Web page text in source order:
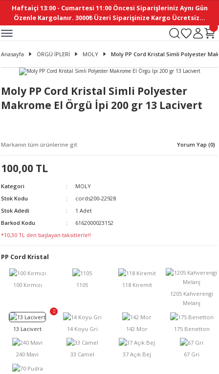
Haftaiçi 13:00 - Cumartesi 11:00 Öncesi Siparişleriniz Aynı Gün
Özenle Kargolanır. 3000₺ Üzeri Siparişinize Kargo Ücretsiz...
Geri Dön
Geri Dön
Geri Dön
Geri Dön
Geri Dön
Geri Dön
Geri Dön
Geri Dön
Geri Dön
Geri Dön
Geri Dön
Geri Dön
Geri Dön
Geri Dön
Geri Dön
AKSESUAR
Geri Dön
DERGİ
Geri Dön
Geri Dön
Geri Dön
Geri Dön
Geri Dön
Anasayfa ÖRGÜ İPLERİ MOLY Moly PP Cord Kristal Simli Polyester
Moly PP Cord Kristal Simli Polyester
Makrome El Örgü İpi 200 gr 13 Lacivert
Markanın tüm ürünlerine git Yorum Yap (0)
100,00 TL
Kategori
MOLY
Stok Kodu
cords200-22928
Stok Adedi
1 Adet
Barkod Kodu
6162000023152
*10,30 TL den başlayan taksitlerle!!
PP Cord Kristal